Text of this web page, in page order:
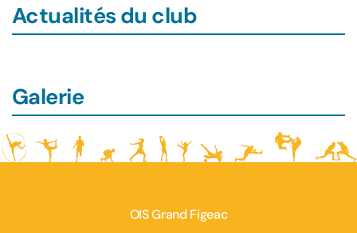
Actualités du club
Galerie
OIS Grand Figeac